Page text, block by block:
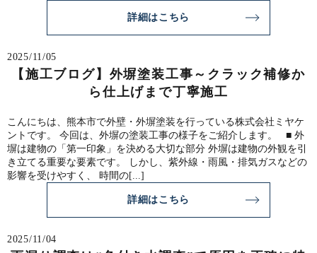
詳細はこちら
2025/11/05
【施工ブログ】外塀塗装工事～クラック補修か
ら仕上げまで丁寧施工
こんにちは、熊本市で外壁・外塀塗装を行っている株式会社ミヤケ
ントです。 今回は、外塀の塗装工事の様子をご紹介します。 ■ 外
塀は建物の「第一印象」を決める大切な部分 外塀は建物の外観を引
き立てる重要な要素です。 しかし、紫外線・雨風・排気ガスなどの
影響を受けやすく、 時間の[...]
詳細はこちら
2025/11/04